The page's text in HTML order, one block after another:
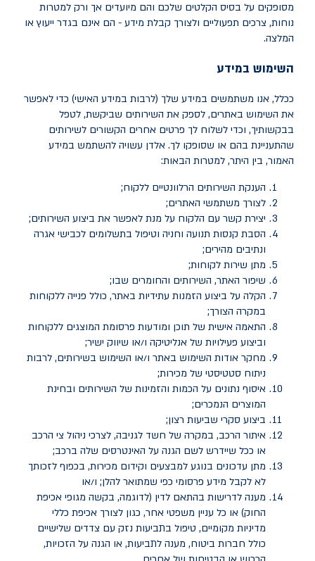
מסופקים על בסיס הקלטים שלכם והם מיועדים אך ורק למטרות
נוחות, צרכים תפעוליים ולצורך קבלת מידע - הם אינם בגדר ייעוץ או
המלצה.
השימוש במידע
ככלל, אנו משתמשים במידע שלך (לרבות במידע האישי) כדי לאפשר
את השימוש באתרים, לספק את השירותים שביקשת, לטפל
בבקשותיך, וכדי לשלוח לך פרטים אחרים הקשורים לשירותים
שהתעניינת בהם או שסופקו לך. אלדן עשויה להשתמש במידע
האמור, בין היתר, למטרות הבאות:
הענקת השירותים הרלוונטיים ללקוח;
לצורך משתמשי האתרים;
יצירת קשר עם הלקוח על מנת לאפשר את ביצוע השירותים;
הסבת קנסות תנועה וחניה וטיפול בתשלומים לכבישי אגרה
ונתיבים מהירים;
מתן שירות לקוחות;
שיפור האתר, השירותים והחומרים שבו;
הקלה על ביצוע הזמנות עתידיות באתר, כולל פנייה ללקוחות
במקרה הצורך;
התאמה אישית של תוכן ומודעות פרסומת המוצגים ללקוחות
וביצוע פעילויות של אנליטיקה ו/או שיווק ישיר;
מחקר אודות השימוש באתר ו/או השימוש בשירותים, לרבות
ניתוח סטטיסטי של מכירות;
איסוף נתונים על הכמות והזמינות של השירותים ובחינת
המוצרים הנמכרים;
ביצוע סקרי שביעות רצון;
איתור הרכב, במקרה של חשד לגניבה, לצרכי ניהול צי הרכב
או ככל שיידרש לשם הגנה על האינטרסים שלה ברכב;
מתן עדכונים בנוגע למבצעים וקידום מכירות, בכפוף לזכותך
לא לקבל מידע פרסומי כפי שמתואר להלן; ו/או
מענה לדרישות בהתאם לדין (לדוגמה, בקשה מגופי אכיפת
החוק) או כל עניין משפטי אחר, כגון לצורך אכיפת כללי
מדיניות מקומיים, טיפול בתביעות נזק עם צדדים שלישיים
כולל חברות ביטוח, מענה לתביעות, או הגנה על הזכויות,